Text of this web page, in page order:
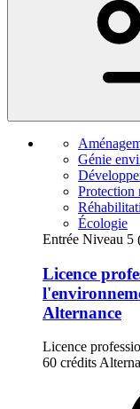
Génie
Protection
Écologie
Entrée Niveau 5
Licence
Alternance
Licence
60 crédits